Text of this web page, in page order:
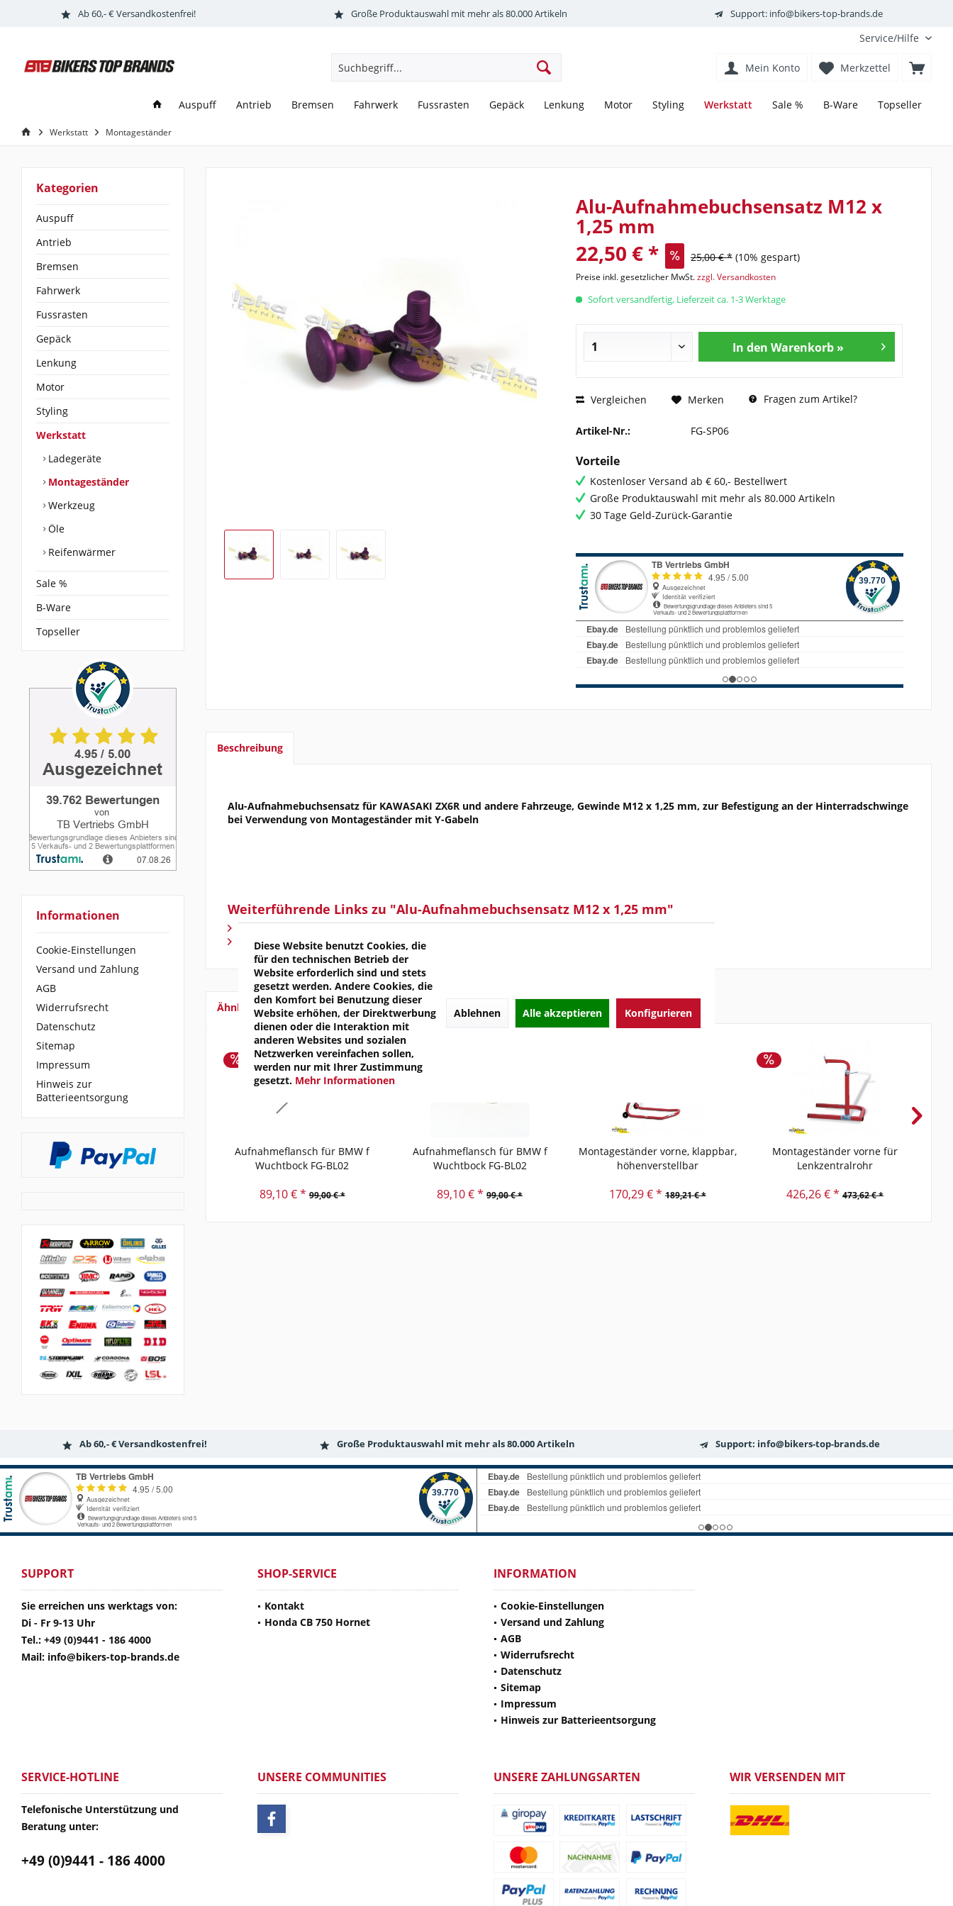
Ab 60,- € Versandkostenfrei! Große Produktauswahl mit mehr als 80.000 Artikeln Support: info@bikers-top-brands.de
Service/Hilfe
Merkzettel
Mein Konto
Auspuff Antrieb Bremsen Fahrwerk Fussrasten Gepäck Lenkung Motor Styling Werkstatt Sale % B-Ware Topseller
Werkstatt Montageständer
Kategorien
Auspuff
Antrieb
Bremsen
Fahrwerk
Fussrasten
Gepäck
Lenkung
Motor
Styling
Werkstatt
Ladegeräte
Montageständer
Werkzeug
Öle
Reifenwärmer
Sale %
B-Ware
Topseller
Informationen
Cookie-Einstellungen
Versand und Zahlung
AGB
Widerrufsrecht
Datenschutz
Sitemap
Impressum
Hinweis zur
Batterieentsorgung
Alu-Aufnahmebuchsensatz M12 x
1,25 mm
22,50 € * 25,00 € * (10% gespart)
Preise inkl. gesetzlicher MwSt.zzgl. Versandkosten
Sofort versandfertig, Lieferzeit ca. 1-3 Werktage
In den Warenkorb »
Vergleichen Merken Fragen zum Artikel?
Artikel-Nr.: FG-SP06
Vorteile
Kostenloser Versand ab € 60,- Bestellwert
Große Produktauswahl mit mehr als 80.000 Artikeln
30 Tage Geld-Zurück-Garantie
Beschreibung
Alu-Aufnahmebuchsensatz für KAWASAKI ZX6R und andere Fahrzeuge, Gewinde M12 x 1,25 mm, zur Befestigung an der Hinterradschwinge
bei Verwendung von Montageständer mit Y-Gabeln
Weiterführende Links zu "Alu-Aufnahmebuchsensatz M12 x 1,25 mm"
Fragen zum Artikel?
Weitere Artikel von FG Gubellini
Ähnliche Artikel
Aufnahmeflansch für BMW f
Wuchtbock FG-BL02
89,10 € * 99,00 € *
Aufnahmeflansch für BMW f
Wuchtbock FG-BL02
89,10 € * 99,00 € *
Montageständer vorne, klappbar,
höhenverstellbar
170,29 € * 189,21 € *
Montageständer vorne für
Lenkzentralrohr
426,26 € * 473,62 € *
Ab 60,- € Versandkostenfrei! Große Produktauswahl mit mehr als 80.000 Artikeln Support: info@bikers-top-brands.de
SUPPORT
Sie erreichen uns werktags von:
Di - Fr 9-13 Uhr
Tel.: +49 (0)9441 - 186 4000
Mail: info@bikers-top-brands.de
SHOP-SERVICE
Kontakt
Honda CB 750 Hornet
INFORMATION
Cookie-Einstellungen
Versand und Zahlung
AGB
Widerrufsrecht
Datenschutz
Sitemap
Impressum
Hinweis zur Batterieentsorgung
SERVICE-HOTLINE
Telefonische Unterstützung und
Beratung unter:
+49 (0)9441 - 186 4000
UNSERE COMMUNITIES UNSERE ZAHLUNGSARTEN WIR VERSENDEN MIT
Diese Website benutzt Cookies, die
für den technischen Betrieb der
Website erforderlich sind und stets
gesetzt werden. Andere Cookies, die
den Komfort bei Benutzung dieser
Website erhöhen, der Direktwerbung
dienen oder die Interaktion mit
anderen Websites und sozialen
Netzwerken vereinfachen sollen,
werden nur mit Ihrer Zustimmung
gesetzt. Mehr Informationen
Ablehnen Alle akzeptieren Konfigurieren